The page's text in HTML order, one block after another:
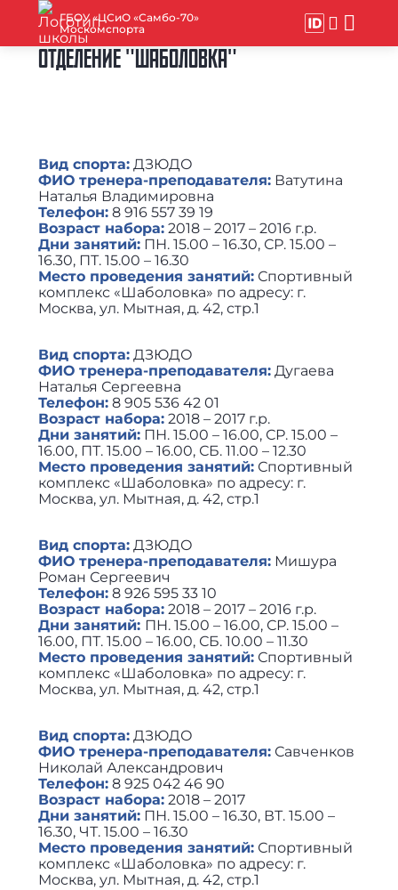
ГБОУ «ЦСиО «Самбо-70»
Москомспорта
ОТДЕЛЕНИЕ "ШАБОЛОВКА"
Вид спорта: ДЗЮДО
ФИО тренера-преподавателя: Ватутина
Наталья Владимировна
Телефон: 8 916 557 39 19
Возраст набора: 2018 – 2017 – 2016 г.р.
Дни занятий: ПН. 15.00 – 16.30, СР. 15.00 –
16.30, ПТ. 15.00 – 16.30
Место проведения занятий: Спортивный
комплекс «Шаболовка» по адресу: г.
Москва, ул. Мытная, д. 42, стр.1
Вид спорта: ДЗЮДО
ФИО тренера-преподавателя: Дугаева
Наталья Сергеевна
Телефон: 8 905 536 42 01
Возраст набора: 2018 – 2017 г.р.
Дни занятий: ПН. 15.00 – 16.00, СР. 15.00 –
16.00, ПТ. 15.00 – 16.00, СБ. 11.00 – 12.30
Место проведения занятий: Спортивный
комплекс «Шаболовка» по адресу: г.
Москва, ул. Мытная, д. 42, стр.1
Вид спорта: ДЗЮДО
ФИО тренера-преподавателя: Мишура
Роман Сергеевич
Телефон: 8 926 595 33 10
Возраст набора: 2018 – 2017 – 2016 г.р.
Дни занятий: ПН. 15.00 – 16.00, СР. 15.00 –
16.00, ПТ. 15.00 – 16.00, СБ. 10.00 – 11.30
Место проведения занятий: Спортивный
комплекс «Шаболовка» по адресу: г.
Москва, ул. Мытная, д. 42, стр.1
Вид спорта: ДЗЮДО
ФИО тренера-преподавателя: Савченков
Николай Александрович
Телефон: 8 925 042 46 90
Возраст набора: 2018 – 2017
Дни занятий: ПН. 15.00 – 16.30, ВТ. 15.00 –
16.30, ЧТ. 15.00 – 16.30
Место проведения занятий: Спортивный
комплекс «Шаболовка» по адресу: г.
Москва, ул. Мытная, д. 42, стр.1